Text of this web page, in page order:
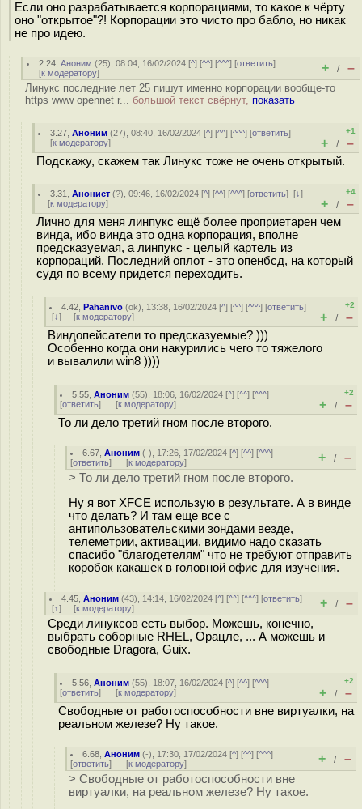
Если оно разрабатывается корпорациями, то какое к чёрту
оно "открытое"?! Корпорации это чисто про бабло, но никак
не про идею.
2.24 ,Аноним (25), 08:04, 16/02/2024 [^] [^^] [^^^] [ответить]
[к модератору] + / –
Линукс последние лет 25 пишут именно корпорации вообще-то
https www opennet r... большой текст свёрнут, показать
3.27 ,Аноним (27), 08:40, 16/02/2024 [^] [^^] [^^^] [ответить]
[к модератору]
+1
+ / –
Подскажу, скажем так Линукс тоже не очень открытый.
3.31 ,Анонист (?), 09:46, 16/02/2024 [^] [^^] [^^^] [ответить][↓]
[к модератору]
+4
+ / –
Лично для меня линпукс ещё более проприетарен чем
винда, ибо винда это одна корпорация, вполне
предсказуемая, а линпукс - целый картель из
корпораций. Последний оплот - это опенбсд, на который
судя по всему придется переходить.
4.42 ,Pahanivo (ok), 13:38, 16/02/2024 [^] [^^] [^^^] [ответить]
[↓] [к модератору]
+2
+ / –
Виндопейсатели то предсказуемые? )))
Особенно когда они накурились чего то тяжелого
и вывалили win8 ))))
5.55 ,Аноним (55), 18:06, 16/02/2024 [^] [^^] [^^^]
[ответить] [к модератору]
+2
+ / –
То ли дело третий гном после второго.
6.67 ,Аноним (-), 17:26, 17/02/2024 [^] [^^] [^^^]
[ответить] [к модератору] + / –
> То ли дело третий гном после второго.
Ну я вот XFCE использую в результате. А в винде
что делать? И там еще все с
антипользовательскими зондами везде,
телеметрии, активации, видимо надо сказать
спасибо "благодетелям" что не требуют отправить
коробок какашек в головной офис для изучения.
4.45 ,Аноним (43), 14:14, 16/02/2024 [^] [^^] [^^^] [ответить]
[↑] [к модератору] + / –
Среди линуксов есть выбор. Можешь, конечно,
выбрать соборные RHEL, Орацле, ... А можешь и
свободные Dragora, Guix.
5.56 ,Аноним (55), 18:07, 16/02/2024 [^] [^^] [^^^]
[ответить] [к модератору]
+2
+ / –
Свободные от работоспособности вне виртуалки, на
реальном железе? Ну такое.
6.68 ,Аноним (-), 17:30, 17/02/2024 [^] [^^] [^^^]
[ответить] [к модератору] + / –
> Свободные от работоспособности вне
виртуалки, на реальном железе? Ну такое.